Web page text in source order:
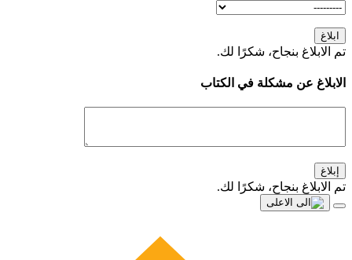
ابلاغ
تم الابلاغ بنجاح، شكرًا لك.
الابلاغ عن مشكلة في الكتاب
إبلاغ
تم الابلاغ بنجاح، شكرًا لك.